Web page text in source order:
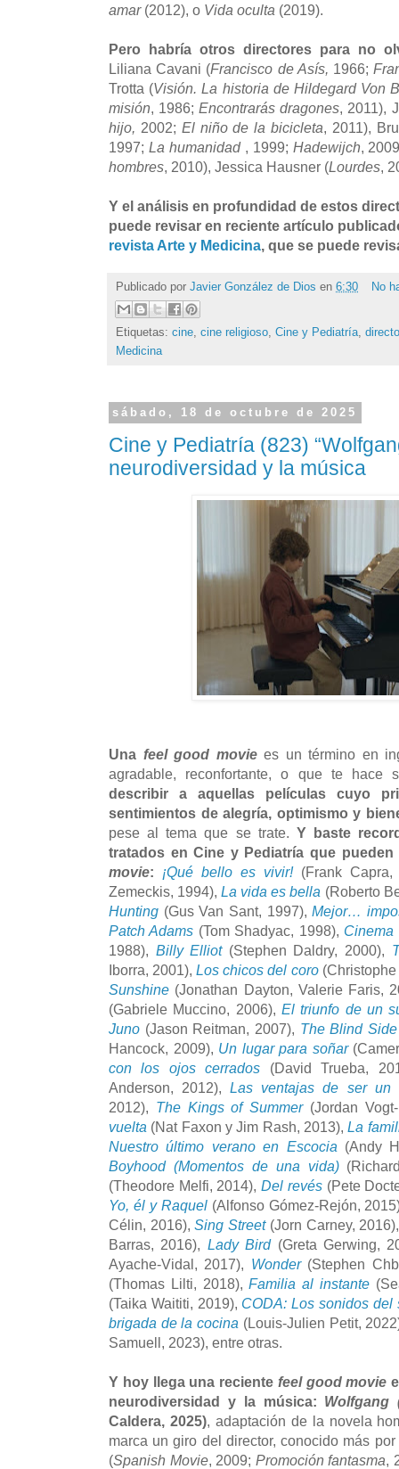
amar (2012), o Vida oculta (2019).
Pero habría otros directores para no
Liliana Cavani (Francisco de Asís, 1966;
Trotta (Visión. La historia de Hildegard Von
misión, 1986;Encontrarás dragones, 2011),
hijo, 2002; El niño de la bicicleta, 2011),
1997; La humanidad, 1999; Hadewijch,
hombres, 2010), Jessica Hausner (Lourdes,
Y el análisis en profundidad de estos
puede revisar en reciente artículo
revista Arte y Medicina, que se puede
Publicado por Javier González de Dios en 6:30 No
Etiquetas: cine, cine religioso, Cine y Pediatría,
Medicina
sábado, 18 de octubre de 2025
Cine y Pediatría (823)
neurodiversidad y la música
Una feel good movie es un término en
agradable, reconfortante, o que te hace
describir a aquellas películas cuyo
sentimientos de alegría, optimismo y
pese al tema que se trate. Y baste
tratados en Cine y Pediatría que
movie: ¡Qué bello es vivir!(Frank
Zemeckis, 1994),La vida es bella (Roberto
Hunting (Gus Van Sant, 1997),Mejor…
Patch Adams (Tom Shadyac, 1998), Cinema
1988), Billy Elliot(Stephen Daldry, 2000),
Iborra, 2001),Los chicos del coro(Christophe
Sunshine (Jonathan Dayton, Valerie Faris,
(Gabriele Muccino, 2006), El triunfo de un
Juno (Jason Reitman, 2007), The Blind
Hancock, 2009), Un lugar para soñar
con los ojos cerrados (David Trueba,
Anderson, 2012),Las ventajas de ser un
2012), The Kings of Summer(Jordan
vuelta (Nat Faxon y Jim Rash, 2013),La
Nuestro último verano en Escocia (Andy
Boyhood (Momentos de una vida)
(Theodore Melfi, 2014),Del revés(Pete
Yo, él y Raquel(Alfonso Gómez-Rejón,
Célin, 2016),Sing Street(Jorn Carney,
Barras, 2016), Lady Bird(Greta Gerwing,
Ayache-Vidal, 2017), Wonder(Stephen
(Thomas Lilti, 2018),Familia al instante
(Taika Waititi, 2019), CODA: Los sonidos
brigada de la cocina (Louis-Julien Petit,
Samuell, 2023), entre otras.
Y hoy llega una reciente feel good movie
neurodiversidad y la música: Wolfgang
Caldera, 2025), adaptación de la novela
marca un giro del director, conocido más
(Spanish Movie, 2009; Promoción fantasma,